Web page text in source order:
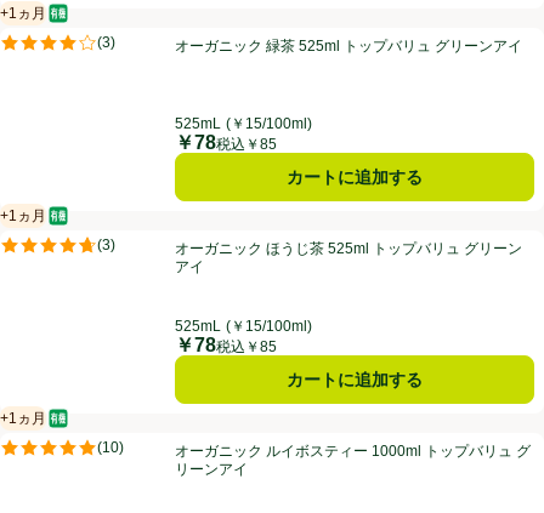
オーガニック 緑茶 525ml トップバリュ グリーンアイ
+1ヵ月
賞味・消費期限保証：1ヵ月
オーガニック/有機
(3)
評価は3件のレビューで5点中4.0点。オーガニック 緑茶 525ml トップバリュ グリーンアイ
525mL (￥15/100ml)
価格
￥78税込￥85
カートに追加する
オーガニック ほうじ茶 525ml トップバリュ グリーンアイ
+1ヵ月
賞味・消費期限保証：1ヵ月
オーガニック/有機
(3)
評価は3件のレビューで5点中4.7点。オーガニック ほうじ茶 525ml トップバリュ グリーン
アイ
525mL (￥15/100ml)
価格
￥78税込￥85
カートに追加する
オーガニック ルイボスティー 1000ml トップバリュ グリーンアイ
+1ヵ月
賞味・消費期限保証：1ヵ月
オーガニック/有機
(10)
評価は10件のレビューで5点中5.0点。オーガニック ルイボスティー 1000ml トップバリュ グ
リーンアイ